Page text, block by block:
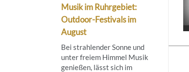
Musik im Ruhrgebiet:
Outdoor-Festivals im
August
Bei strahlender Sonne und
unter freiem Himmel Musik
genießen, lässt sich im